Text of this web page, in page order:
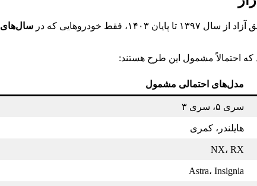
فقط خودروهایی که در سال‌های ۱۴۰۳ و ۱۴۰۴
که احتمالاً مشمول این طرح هستند:
مدل‌های احتمالی مشمول
سری ۵، سری ۳
هایلندر، کمری
NX، RX
Astra، Insignia